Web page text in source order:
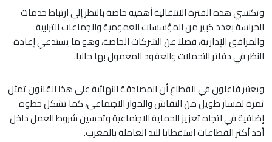
وتكتسي هذه الفترة الانتقالية أهمية خاصة بالنظر إلى ارتباط خدمات
الحراسة بعدد كبير من المؤسسات العمومية والجماعات الترابية
والمرافق الإدارية، فضلا عن الشركات الخاصة، وهو ما يستدعي إعادة
النظر في دفاتر التحملات والعقود المعمول بها حاليا.
ويعتبر فاعلون في القطاع أن المصادقة النهائية على هذا القانون تمثل
ثمرة لمسار طويل من النقاش والحوار الاجتماعي، كما تشكل خطوة
إضافية في اتجاه تعزيز الحماية الاجتماعية وتحسين شروط العمل داخل
أحد أكثر القطاعات استقطابا لليد العاملة بالمغرب.